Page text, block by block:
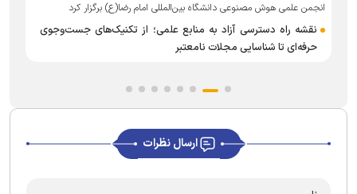
انجمن علمی هوش مصنوعی دانشگاه بین‌المللی امام رضا(ع) برگزار کرد
نقشه راه دسترسی آزاد به منابع علمی؛ از تکنیک‌های جست‌وجوی
حرفه‌ای تا شناسایی مجلات نامعتبر
ارسال نظرات